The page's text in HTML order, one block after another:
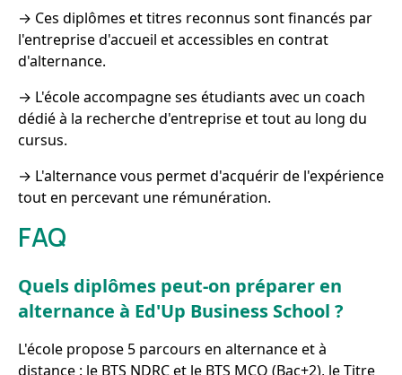
→ Ces diplômes et titres reconnus sont financés par
l'entreprise d'accueil et accessibles en contrat
d'alternance.
→ L'école accompagne ses étudiants avec un coach
dédié à la recherche d'entreprise et tout au long du
cursus.
→ L'alternance vous permet d'acquérir de l'expérience
tout en percevant une rémunération.
FAQ
Quels diplômes peut-on préparer en
alternance à Ed'Up Business School ?
L'école propose 5 parcours en alternance et à
distance : le BTS NDRC et le BTS MCO (Bac+2), le Titre